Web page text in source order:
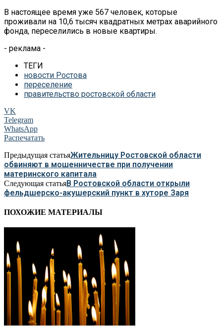
В настоящее время уже 567 человек, которые
проживали на 10,6 тысяч квадратных метрах аварийного
фонда, переселились в новые квартиры.
- реклама -
ТЕГИ
новости Ростова
переселение
правительство ростовской области
VK
Telegram
WhatsApp
Распечатать
Предыдущая статьяЖительницу Ростовской области
обвиняют в мошенничестве при получении
материнского капитала
Следующая статьяВ Ростовской области открыли
фельдшерско-акушерский пункт в хуторе Заря
ПОХОЖИЕ МАТЕРИАЛЫ